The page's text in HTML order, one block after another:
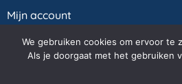
Mijn account
Betalingen
Verzenden en retourneren